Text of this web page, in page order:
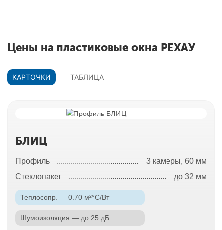
Цены на пластиковые окна РЕХАУ
КАРТОЧКИ ТАБЛИЦА
БЛИЦ
Профиль
3 камеры, 60 мм
Стеклопакет
до 32 мм
Теплосопр. — 0.70 м²°С/Вт
Шумоизоляция — до 25 дБ